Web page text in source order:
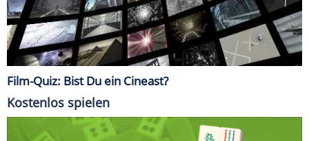
Film-Quiz: Bist Du ein Cineast?
Kostenlos spielen